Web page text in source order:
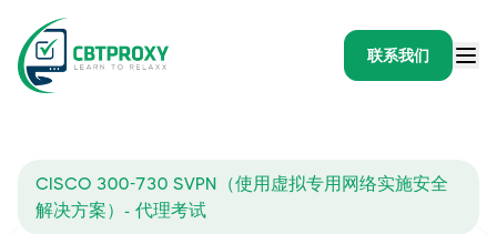
联系我们
CISCO 300-730 SVPN（使用虚拟专用网络实施安全
解决方案）- 代理考试